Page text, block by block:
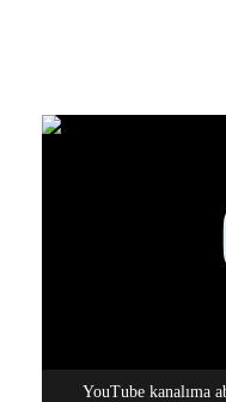
YouTube kanalıma